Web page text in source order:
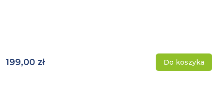
199,00 zł Do koszyka